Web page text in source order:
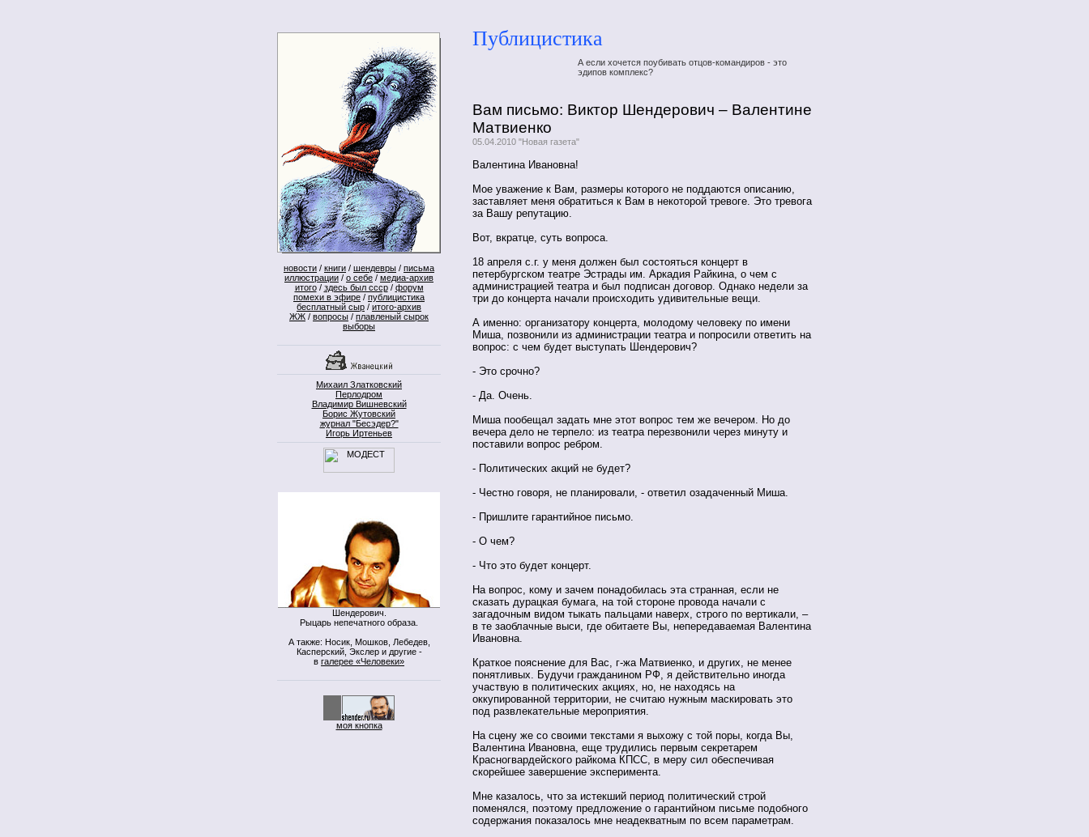
новости / книги / шендевры / письма
иллюстрации / о себе / медиа-архив
итого/ здесь был ссср/ форум
помехи в эфире / публицистика
бесплатный сыр / итого-архив
ЖЖ / вопросы / плавленый сырок
выборы
Михаил Златковский
Перлодром
Владимир Вишневский
Борис Жутовский
журнал "Бесэдер?"
Игорь Иртеньев
Шендерович.
Рыцарь непечатного образа.
А также: Носик, Мошков, Лебедев,
Касперский, Экслер и другие -
в галерее «Человеки»
моя кнопка
Публицистика
А если хочется поубивать отцов-командиров - это
эдипов комплекс?
Вам письмо: Виктор Шендерович – Валентине
Матвиенко
05.04.2010 "Новая газета"
Валентина Ивановна!
Мое уважение к Вам, размеры которого не поддаются описанию,
заставляет меня обратиться к Вам в некоторой тревоге. Это тревога
за Вашу репутацию.
Вот, вкратце, суть вопроса.
18 апреля с.г. у меня должен был состояться концерт в
петербургском театре Эстрады им. Аркадия Райкина, о чем с
администрацией театра и был подписан договор. Однако недели за
три до концерта начали происходить удивительные вещи.
А именно: организатору концерта, молодому человеку по имени
Миша, позвонили из администрации театра и попросили ответить на
вопрос: с чем будет выступать Шендерович?
- Это срочно?
- Да. Очень.
Миша пообещал задать мне этот вопрос тем же вечером. Но до
вечера дело не терпело: из театра перезвонили через минуту и
поставили вопрос ребром.
- Политических акций не будет?
- Честно говоря, не планировали, - ответил озадаченный Миша.
- Пришлите гарантийное письмо.
- О чем?
- Что это будет концерт.
На вопрос, кому и зачем понадобилась эта странная, если не
сказать дурацкая бумага, на той стороне провода начали с
загадочным видом тыкать пальцами наверх, строго по вертикали, –
в те заоблачные выси, где обитаете Вы, непередаваемая Валентина
Ивановна.
Краткое пояснение для Вас, г-жа Матвиенко, и других, не менее
понятливых. Будучи гражданином РФ, я действительно иногда
участвую в политических акциях, но, не находясь на
оккупированной территории, не считаю нужным маскировать это
под развлекательные мероприятия.
На сцену же со своими текстами я выхожу с той поры, когда Вы,
Валентина Ивановна, еще трудились первым секретарем
Красногвардейского райкома КПСС, в меру сил обеспечивая
скорейшее завершение эксперимента.
Мне казалось, что за истекший период политический строй
поменялся, поэтому предложение о гарантийном письме подобного
содержания показалось мне неадекватным по всем параметрам.